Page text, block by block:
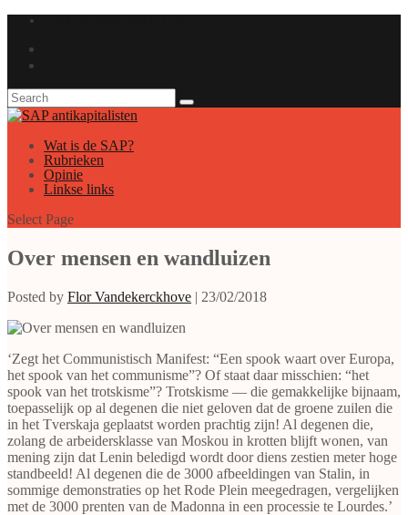
Wat is de SAP?
Rubrieken
Opinie
Linkse links
Select Page
Over mensen en wandluizen
Posted by Flor Vandekerckhove | 23/02/2018
‘Zegt het Communistisch Manifest: “Een spook waart over Europa,
het spook van het communisme”? Of staat daar misschien: “het
spook van het trotskisme”? Trotskisme — die gemakkelijke bijnaam,
toepasselijk op al degenen die niet geloven dat de groene zuilen die
in het Tverskaja geplaatst worden prachtig zijn! Al degenen die,
zolang de arbeidersklasse van Moskou in krotten blijft wonen, van
mening zijn dat Lenin beledigd wordt door diens zestien meter hoge
standbeeld! Al degenen die de 3000 afbeeldingen van Stalin, in
sommige demonstraties op het Rode Plein meegedragen, vergelijken
met de 3000 prenten van de Madonna in een processie te Lourdes.’